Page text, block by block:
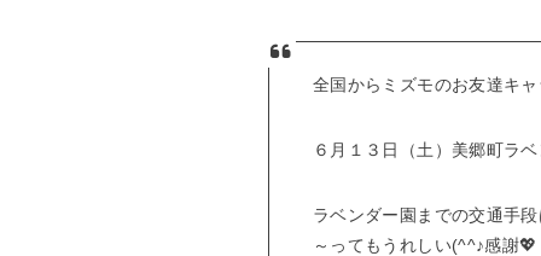
全国からミズモのお友達キャ
６月１３日（土）美郷町ラ
ラベンダー園までの交通手
～ってもうれしい(^^♪感謝💖